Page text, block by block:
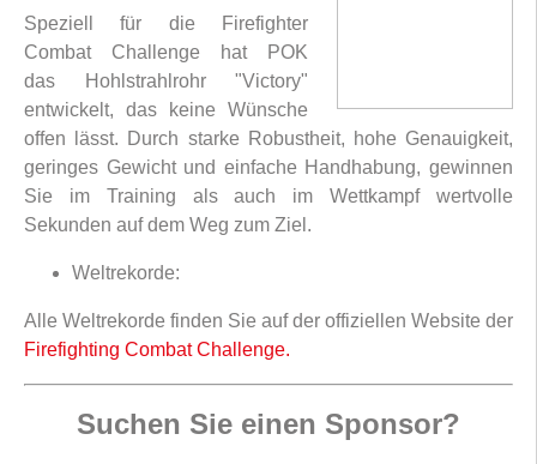
Speziell für die Firefighter
Combat Challenge hat POK
das Hohlstrahlrohr "Victory"
entwickelt, das keine Wünsche
offen lässt. Durch starke Robustheit, hohe Genauigkeit,
geringes Gewicht und einfache Handhabung, gewinnen
Sie im Training als auch im Wettkampf wertvolle
Sekunden auf dem Weg zum Ziel.
Weltrekorde:
Alle Weltrekorde finden Sie auf der offiziellen Website der
Firefighting Combat Challenge.
Suchen Sie einen Sponsor?